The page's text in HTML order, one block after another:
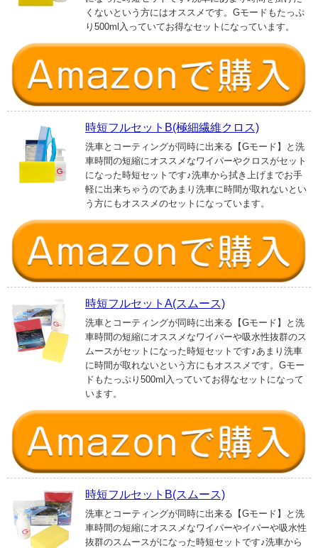
くないという方にはオススメです。Gモードもたっぷ
り500ml入っていてお得なセットになっています。
時短フルセットB(極細繊維クロス)
洗車とコーティングが同時に出来る【Gモード】と洗
車時間の短縮にオススメなワイパーやクロスがセット
になった時短セットです♪洗車から拭き上げまでお手
軽に出来ちゃうのであまり洗車に時間が取れないとい
う方にもオススメのセットになっています。
時短フルセットA(スムース)
洗車とコーティングが同時に出来る【Gモード】と洗
車時間の短縮にオススメなワイパーや吸水性抜群のス
ムースがセットになった時短セットです♪あまり洗車
に時間が取れないという方にもオススメです。Gモー
ドもたっぷり500ml入っていてお得なセットになって
います。
時短フルセットB(スムース)
洗車とコーティングが同時に出来る【Gモード】と洗
車時間の短縮にオススメなワイパーやイパーや吸水性
抜群のスムースがになった時短セットです♪洗車から